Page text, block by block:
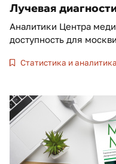
Лучевая
Аналитики Центра
доступность для
Статистика и аналитика